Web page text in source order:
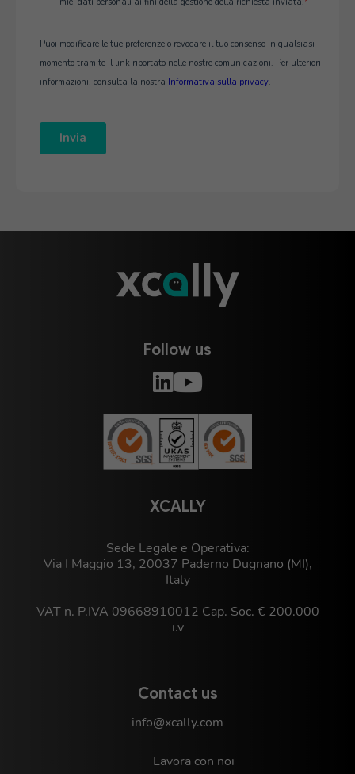
XCALLY
Sede Legale e Operativa:
Via I Maggio 13, 20037 Paderno Dugnano (MI),
Italy
VAT n. P.IVA 09668910012 Cap. Soc. € 200.000
i.v
Contact us
info@xcally.com
Lavora con noi
Follow us